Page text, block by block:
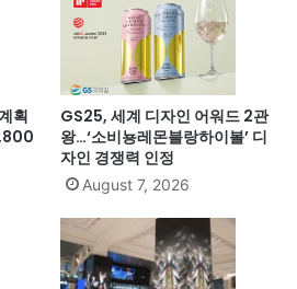
획
GS25, 세계 디자인 어워드 2관
왕…‘소비뇽레몬블랑하이볼’ 디
자인 경쟁력 인정
August 7, 2026